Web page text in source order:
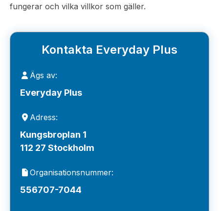
fungerar och vilka villkor som gäller.
Kontakta Everyday Plus
Ägs av:
Everyday Plus
Adress:
Kungsbroplan 1
112 27 Stockholm
Organisationsnummer:
556707-7044